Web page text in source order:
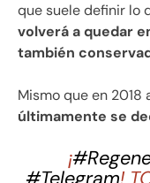
que suele definir lo
volverá a quedar
también
Mismo que en 2018
últimamente se
¡